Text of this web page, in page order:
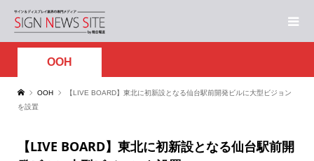
OOH
OOH
【LIVE BOARD】東北に初新設となる仙台駅前開発ビルに大型ビジョン
を設置
【LIVE BOARD】東北に初新設となる仙台駅前開